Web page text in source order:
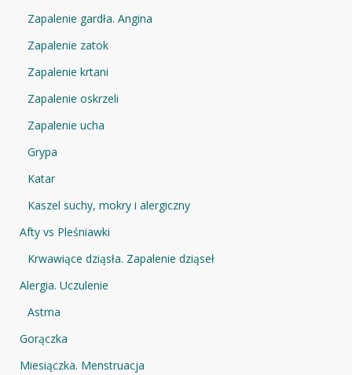
Zapalenie gardła. Angina
Zapalenie zatok
Zapalenie krtani
Zapalenie oskrzeli
Zapalenie ucha
Grypa
Katar
Kaszel suchy, mokry i alergiczny
Afty vs Pleśniawki
Krwawiące dziąsła. Zapalenie dziąseł
Alergia. Uczulenie
Astma
Gorączka
Miesiączka. Menstruacja